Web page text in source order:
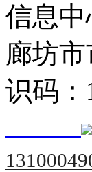
信息
廊坊
识码：